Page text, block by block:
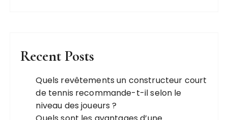
Recent Posts
Quels revêtements un constructeur court
de tennis recommande-t-il selon le
niveau des joueurs ?